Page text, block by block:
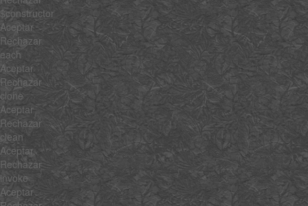
$constructor
Aceptar
Rechazar
each
Aceptar
Rechazar
clone
Aceptar
Rechazar
clean
Aceptar
Rechazar
invoke
Aceptar